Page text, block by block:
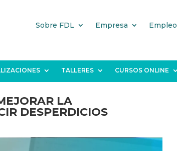
Sobre FDL Empresa Empleo
TALLERES CURSOS ONLINE
LA
DESPERDICIOS